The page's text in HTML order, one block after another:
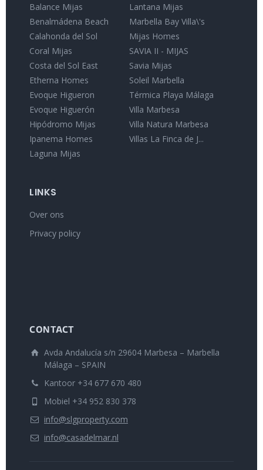
Balance Mijas
Benalmádena Beach
Calahonda del Sol
Coral Mijas
Costa del Sol East
Etherna Homes
Evoque Higueron
Evoque Higuerón
Hipódromo Mijas
Ipanema Homes
Laguna Mijas
Lantana Mijas
Marbella Bay Villa\'s
Mijas Homes
SAVIA II - MIJAS
Savia Mijas
Soleil Marbella
Térmica Playa Málaga
Villa Marbesa
Villa Natura Marbesa
Villas La Finca de J...
LINKS
Over ons
Privacy policy
CONTACT
Avda Andalucía s/n 29604 Marbesa – Marbella
Málaga – SPAIN
Kantoor +34 677 670 480
Mobiel +34 952 830 378
info@slgproperty.com
info@casadelmar.nl